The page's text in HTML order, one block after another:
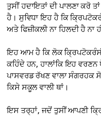
ਤੁਸੀਂ ਹਦਾਇਤਾਂ ਦੀ ਪਾਲਣਾ ਕਰੋ
ਹੈ। ਸੁਵਿਧਾ ਇਹ ਹੈ ਕਿ
ਅਤੇ ਫਿਜ਼ੀਕਲੀ ਨਾ ਹਿਲਦੀ ਹੈ ਨਾ
ਇਹ ਆਮ ਹੈ ਕਿ ਲੋਕ
ਕਹਿੰਦੇ ਹਨ, ਹਾਲਾਂਕਿ ਇਹ
ਪਾਸਵਰਡ ਰੱਖਣ ਵਾਲਾ ਸੰਗਰਹਕ
ਕਿਸੇ ਸਕੂਲ ਵਾਲੀ ਥਾਂ।
ਇਸ ਤਰ੍ਹਾਂ, ਜਦੋਂ ਤੁਸੀਂ ਆਪਣੀ